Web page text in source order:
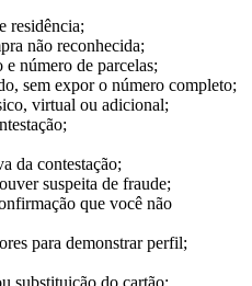
residência;
não reconhecida;
e número de parcelas;
sem expor o número completo;
virtual ou adicional;
da contestação;
suspeita de fraude;
que você não
para demonstrar perfil;